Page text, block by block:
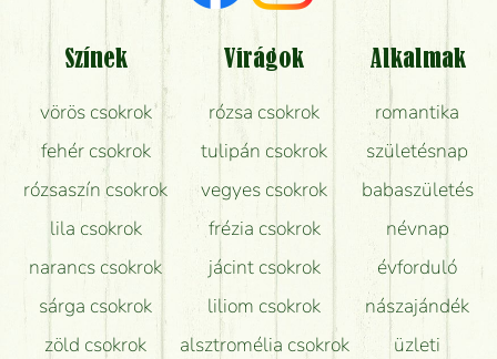
Tényleg azt kapom, ami a képen van?
Mit kell tudni a virágcsokrok szállításáról?
Hogy marad a lehető legtovább friss a csokor?
Tudok adventi koszorút vásárolni boltban?
Színek
vörös csokrok
fehér csokrok
rózsaszín csokrok
lila csokrok
narancs csokrok
sárga csokrok
zöld csokrok
Virágok
rózsa csokrok
tulipán csokrok
vegyes csokrok
frézia csokrok
jácint csokrok
liliom csokrok
alsztromélia csokrok
Alkalmak
romantika
születésnap
babaszületés
névnap
évforduló
nászajándék
üzleti